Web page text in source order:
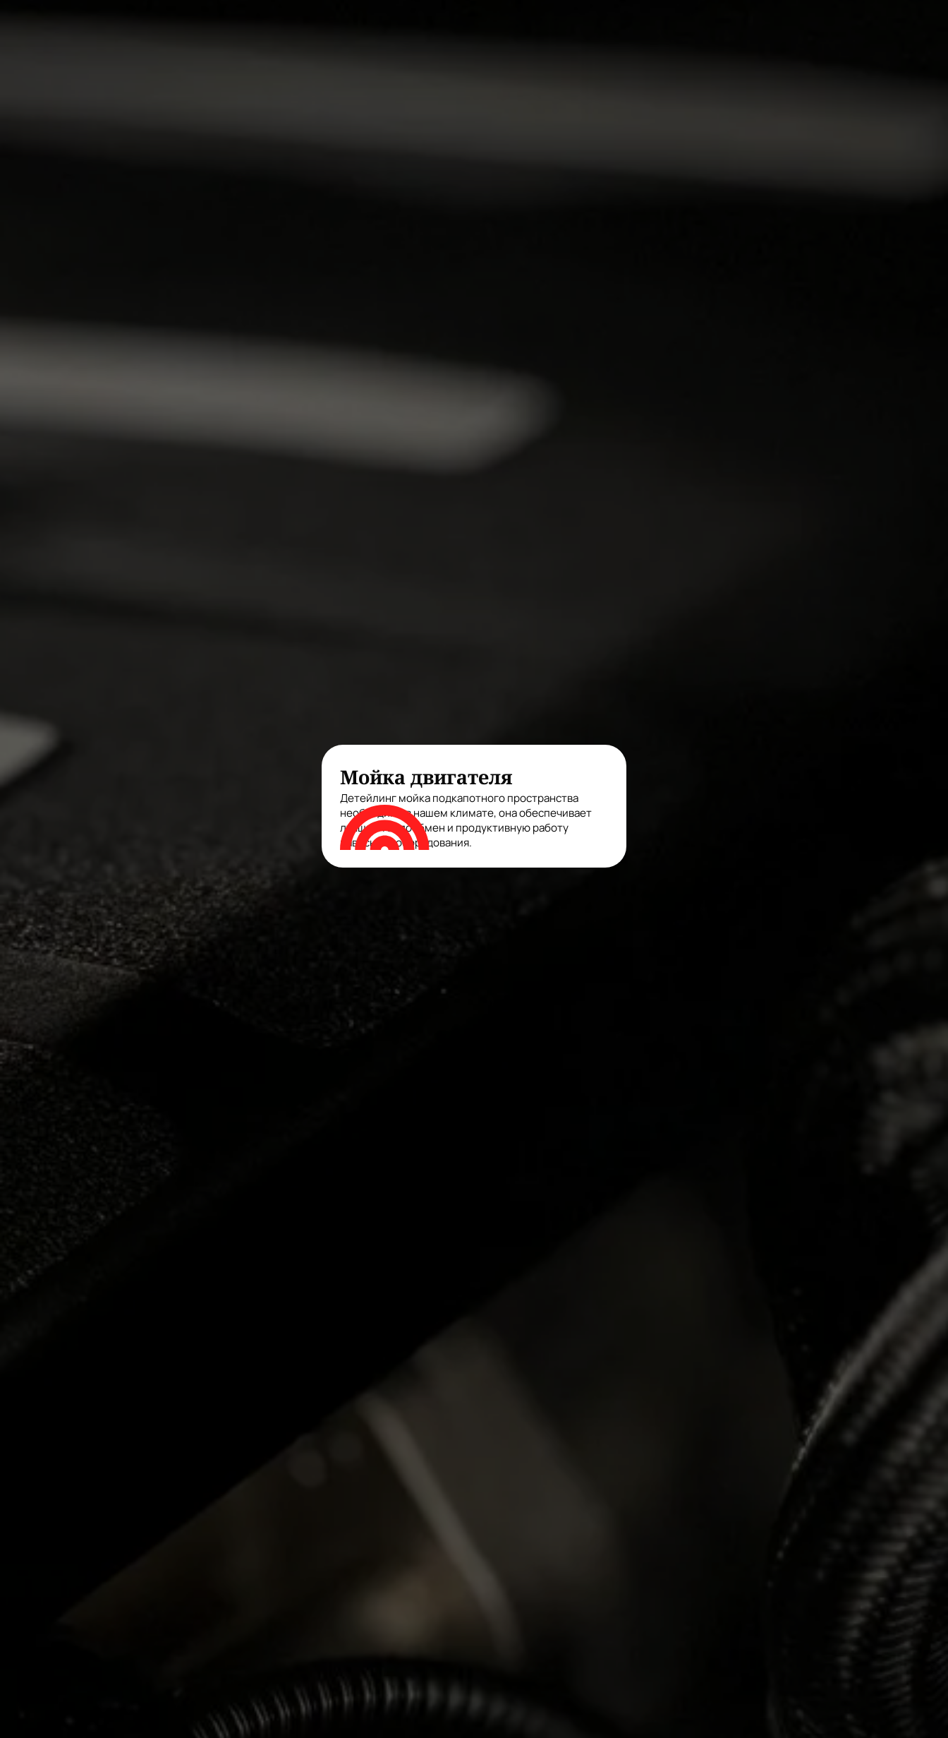
Мойка двигателя
Детейлинг мойка подкапотного пространства
необходима в нашем климате, она обеспечивает
лучший теплообмен и продуктивную работу
навесного оборудования.